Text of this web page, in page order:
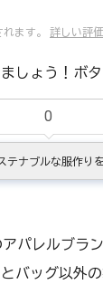
ます。 詳しい評
しょう！ボ
0
テナブルな服作り
パレルブラ
バッグ以外